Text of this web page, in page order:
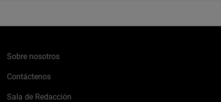
Sobre nosotros
Contáctenos
Sala de Redacción